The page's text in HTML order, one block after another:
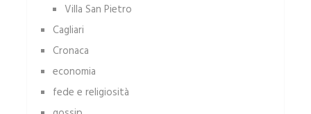
Villa San Pietro
Cagliari
Cronaca
economia
fede e religiosità